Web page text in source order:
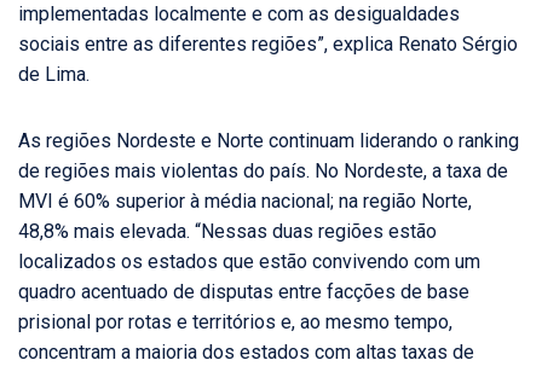
implementadas localmente e com as desigualdades
sociais entre as diferentes regiões”, explica Renato Sérgio
de Lima.
As regiões Nordeste e Norte continuam liderando o ranking
de regiões mais violentas do país. No Nordeste, a taxa de
MVI é 60% superior à média nacional; na região Norte,
48,8% mais elevada. “Nessas duas regiões estão
localizados os estados que estão convivendo com um
quadro acentuado de disputas entre facções de base
prisional por rotas e territórios e, ao mesmo tempo,
concentram a maioria dos estados com altas taxas de